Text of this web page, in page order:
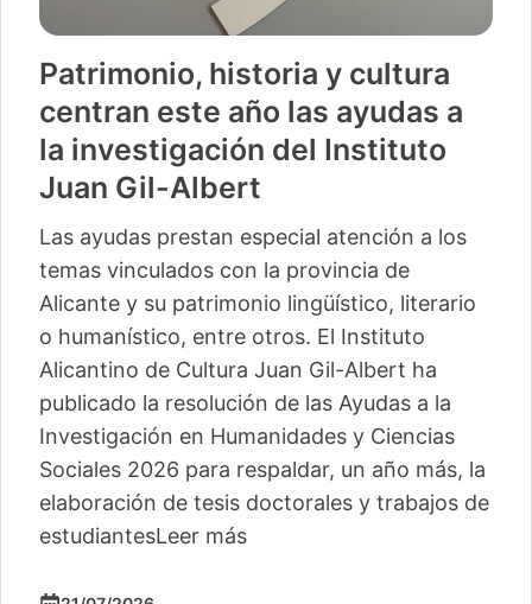
Patrimonio, historia y cultura
centran este año las ayudas a
la investigación del Instituto
Juan Gil-Albert
Las ayudas prestan especial atención a los
temas vinculados con la provincia de
Alicante y su patrimonio lingüístico, literario
o humanístico, entre otros. El Instituto
Alicantino de Cultura Juan Gil-Albert ha
publicado la resolución de las Ayudas a la
Investigación en Humanidades y Ciencias
Sociales 2026 para respaldar, un año más, la
elaboración de tesis doctorales y trabajos de
estudiantesLeer más